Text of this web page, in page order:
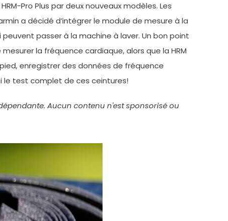
Pro Plus par deux nouveaux modèles. Les
a décidé d’intégrer le module de mesure à la
passer à la machine à laver. Un bon point
la fréquence cardiaque, alors que la HRM
enregistrer des données de fréquence
le test complet de ces ceintures!
Aucun contenu n'est sponsorisé ou